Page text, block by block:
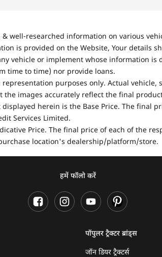
well-researched information on various
is provided on the Website, Your details
vehicle or implement whose information
time to time) nor provide loans.
purposes only. Actual vehicle,
the images accurately reflect the final
herein is the Base Price. The final
Services Limited.
Price. The final price of each of the
location's dealership/platform/store.
हमें फॉलो करें
पॉपुलर ट्रैक्टर ब्रांड्स
जॉन डियर ट्रैक्टर्स